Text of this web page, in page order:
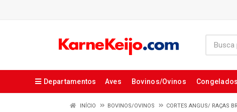
Departamentos Aves Bovinos/Ovinos Congelados
INÍCIO BOVINOS/OVINOS CORTES ANGUS/ RAÇAS